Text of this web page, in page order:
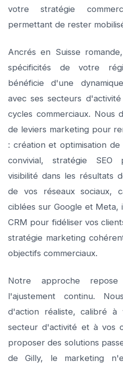
votre stratégie
permettant de rester
Ancrés en Suisse
spécificités de votre
bénéficie d'une
avec ses secteurs
cycles commerciaux. Nous
de leviers marketing pour
: création et optimisation
convivial, stratégie SEO
visibilité dans les résultats
de vos réseaux sociaux,
ciblées sur Google et Meta,
CRM pour fidéliser vos
stratégie marketing
objectifs commerciaux.
Notre approche
l'ajustement continu.
d'action réaliste, calibré
secteur d'activité et à vos
proposer des solutions
de Gilly, le marketing